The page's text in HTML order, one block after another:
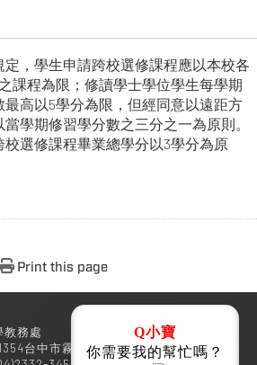
，學生申請跨校選修課程應以本校各
課程為限；修讀學士學位學生每學期
高以5學分為限，但經同意以遠距方
學期修習學分數之三分之一為原則。
選修課程畢業總學分以3學分為原
Print this page
大學教務處
台中市霧峰區柳豐路500號
Q小寶
你需要我的幫忙嗎？